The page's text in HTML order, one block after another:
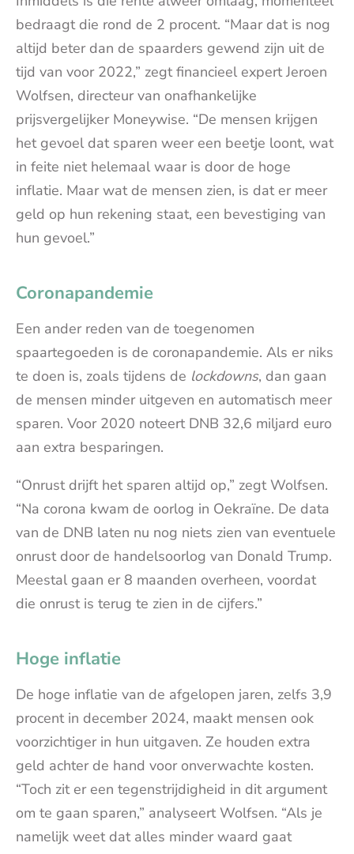
bedraagt die rond de 2 procent. “Maar dat is nog
altijd beter dan de spaarders gewend zijn uit de
tijd van voor 2022,” zegt financieel expert Jeroen
Wolfsen, directeur van onafhankelijke
prijsvergelijker Moneywise. “De mensen krijgen
het gevoel dat sparen weer een beetje loont, wat
in feite niet helemaal waar is door de hoge
inflatie. Maar wat de mensen zien, is dat er meer
geld op hun rekening staat, een bevestiging van
hun gevoel.”
Coronapandemie
Een ander reden van de toegenomen
spaartegoeden is de coronapandemie. Als er niks
te doen is, zoals tijdens de lockdowns, dan gaan
de mensen minder uitgeven en automatisch meer
sparen. Voor 2020 noteert DNB 32,6 miljard euro
aan extra besparingen.
“Onrust drijft het sparen altijd op,” zegt Wolfsen.
“Na corona kwam de oorlog in Oekraïne. De data
van de DNB laten nu nog niets zien van eventuele
onrust door de handelsoorlog van Donald Trump.
Meestal gaan er 8 maanden overheen, voordat
die onrust is terug te zien in de cijfers.”
Hoge inflatie
De hoge inflatie van de afgelopen jaren, zelfs 3,9
procent in december 2024, maakt mensen ook
voorzichtiger in hun uitgaven. Ze houden extra
geld achter de hand voor onverwachte kosten.
“Toch zit er een tegenstrijdigheid in dit argument
om te gaan sparen,” analyseert Wolfsen. “Als je
namelijk weet dat alles minder waard gaat